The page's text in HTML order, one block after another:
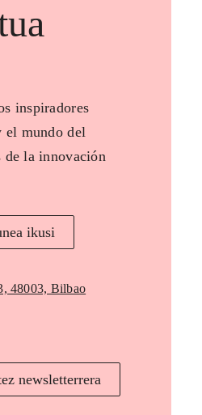
inspiradores
el mundo del
de la innovación
ikusi
48003, Bilbao
newsletterrera